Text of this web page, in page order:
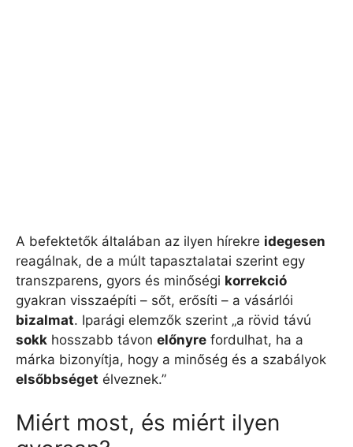
A befektetők általában az ilyen hírekre idegesen
reagálnak, de a múlt tapasztalatai szerint egy
transzparens, gyors és minőségi korrekció
gyakran visszaépíti – sőt, erősíti – a vásárlói
bizalmat. Iparági elemzők szerint „a rövid távú
sokk hosszabb távon előnyre fordulhat, ha a
márka bizonyítja, hogy a minőség és a szabályok
elsőbbséget élveznek.”
Miért most, és miért ilyen